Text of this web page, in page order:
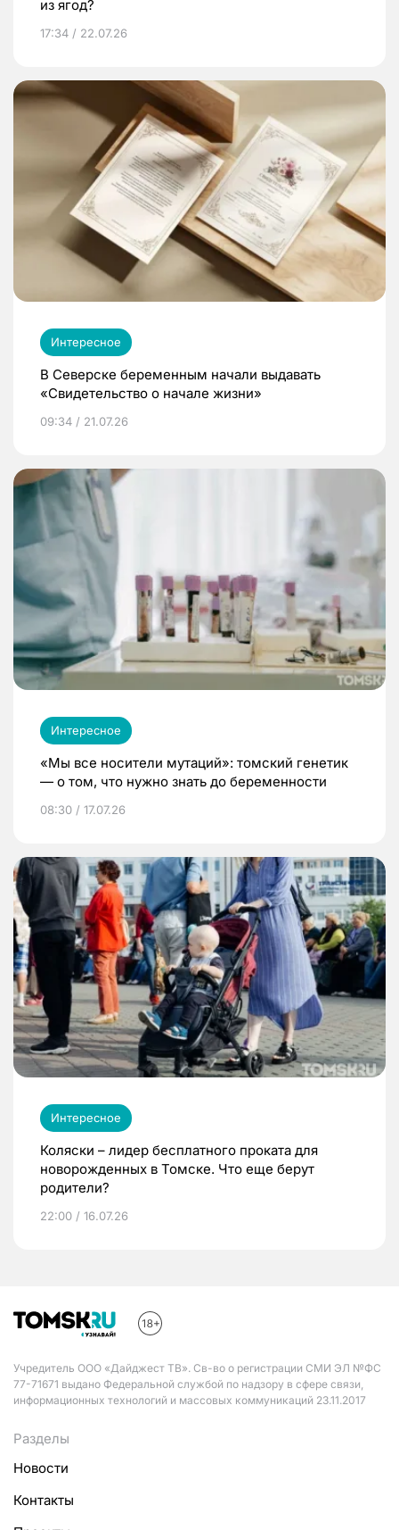
из ягод?
17:34 / 22.07.26
Интересное
В Северске беременным начали выдавать
«Свидетельство о начале жизни»
09:34 / 21.07.26
Интересное
«Мы все носители мутаций»: томский генетик
— о том, что нужно знать до беременности
08:30 / 17.07.26
Интересное
Коляски – лидер бесплатного проката для
новорожденных в Томске. Что еще берут
родители?
22:00 / 16.07.26
Учредитель ООО «Дайджест ТВ». Св-во о регистрации СМИ ЭЛ №ФС
77-71671 выдано Федеральной службой по надзору в сфере связи,
информационных технологий и массовых коммуникаций 23.11.2017
Разделы
Новости
Контакты